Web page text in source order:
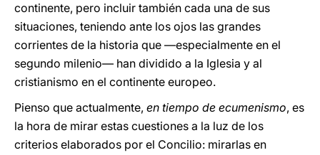
continente, pero incluir también cada una de sus
situaciones, teniendo ante los ojos las grandes
corrientes de la historia que —especialmente en el
segundo milenio— han dividido a la Iglesia y al
cristianismo en el continente europeo.
Pienso que actualmente, en tiempo de ecumenismo, es
la hora de mirar estas cuestiones a la luz de los
criterios elaborados por el Concilio: mirarlas en